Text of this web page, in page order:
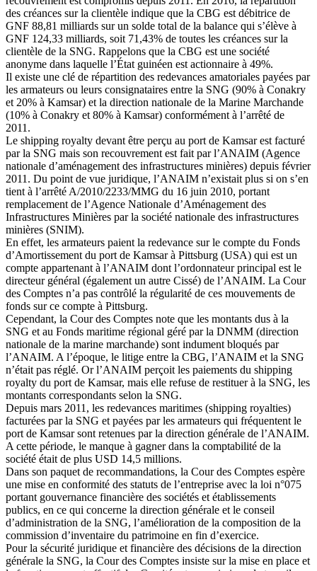
des créances sur la clientèle indique que la CBG est débitrice de
GNF 88,81 milliards sur un solde total de la balance qui s’élève à
GNF 124,33 milliards, soit 71,43% de toutes les créances sur la
clientèle de la SNG. Rappelons que la CBG est une société
anonyme dans laquelle l’État guinéen est actionnaire à 49%.
Il existe une clé de répartition des redevances amatoriales payées par
les armateurs ou leurs consignataires entre la SNG (90% à Conakry
et 20% à Kamsar) et la direction nationale de la Marine Marchande
(10% à Conakry et 80% à Kamsar) conformément à l’arrêté de
2011.
Le shipping royalty devant être perçu au port de Kamsar est facturé
par la SNG mais son recouvrement est fait par l’ANAIM (Agence
nationale d’aménagement des infrastructures minières) depuis février
2011. Du point de vue juridique, l’ANAIM n’existait plus si on s’en
tient à l’arrêté A/2010/2233/MMG du 16 juin 2010, portant
remplacement de l’Agence Nationale d’Aménagement des
Infrastructures Minières par la société nationale des infrastructures
minières (SNIM).
En effet, les armateurs paient la redevance sur le compte du Fonds
d’Amortissement du port de Kamsar à Pittsburg (USA) qui est un
compte appartenant à l’ANAIM dont l’ordonnateur principal est le
directeur général (également un autre Cissé) de l’ANAIM. La Cour
des Comptes n’a pas contrôlé la régularité de ces mouvements de
fonds sur ce compte à Pittsburg.
Cependant, la Cour des Comptes note que les montants dus à la
SNG et au Fonds maritime régional géré par la DNMM (direction
nationale de la marine marchande) sont indument bloqués par
l’ANAIM. A l’époque, le litige entre la CBG, l’ANAIM et la SNG
n’était pas réglé. Or l’ANAIM perçoit les paiements du shipping
royalty du port de Kamsar, mais elle refuse de restituer à la SNG, les
montants correspondants selon la SNG.
Depuis mars 2011, les redevances maritimes (shipping royalties)
facturées par la SNG et payées par les armateurs qui fréquentent le
port de Kamsar sont retenues par la direction générale de l’ANAIM.
A cette période, le manque à gagner dans la comptabilité de la
société était de plus USD 14,5 millions.
Dans son paquet de recommandations, la Cour des Comptes espère
une mise en conformité des statuts de l’entreprise avec la loi n°075
portant gouvernance financière des sociétés et établissements
publics, en ce qui concerne la direction générale et le conseil
d’administration de la SNG, l’amélioration de la composition de la
commission d’inventaire du patrimoine en fin d’exercice.
Pour la sécurité juridique et financière des décisions de la direction
générale la SNG, la Cour des Comptes insiste sur la mise en place et